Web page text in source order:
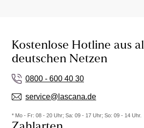
Online-Shop und lass dich von
Bademode und Bikinis inspirieren -
kannst du zu Hause in Ruhe
Bademode & Bikinis online kaufen
Bei LASCANA findest du ganzjährig
einen neuen Bikini für den Sommer
Kostenlose Hotline aus
deutschen Netzen
0800 - 600 40 30
service@lascana.de
* Mo - Fr: 08 - 20 Uhr; Sa: 09 - 17 Uhr; So: 09 - 14 Uhr.